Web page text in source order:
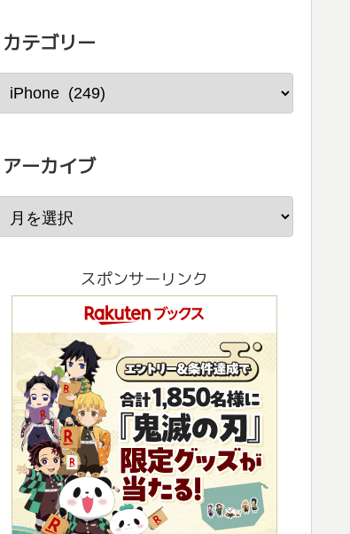
カテゴリー
アーカイブ
スポンサーリンク